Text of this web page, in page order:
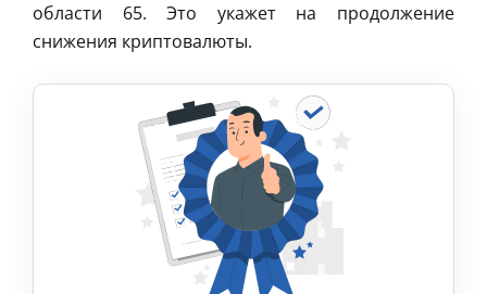
области 65. Это укажет на продолжение
снижения криптовалюты.